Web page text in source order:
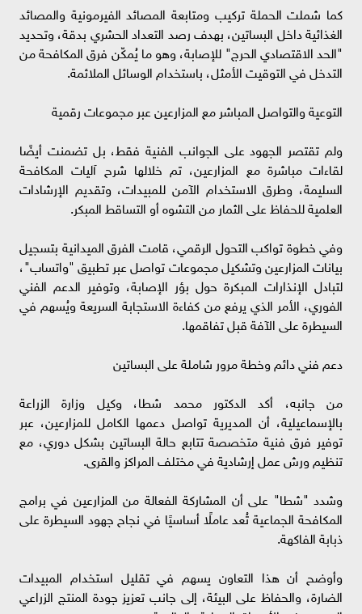
كما شملت الحملة تركيب ومتابعة المصائد الفيرمونية والمصائد
الغذائية داخل البساتين، بهدف رصد التعداد الحشري بدقة، وتحديد
"الحد الاقتصادي الحرج" للإصابة، وهو ما يُمكّن فرق المكافحة من
التدخل في التوقيت الأمثل، باستخدام الوسائل الملائمة.
التوعية والتواصل المباشر مع المزارعين عبر مجموعات رقمية
ولم تقتصر الجهود على الجوانب الفنية فقط، بل تضمنت أيضًا
لقاءات مباشرة مع المزارعين، تم خلالها شرح آليات المكافحة
السليمة، وطرق الاستخدام الآمن للمبيدات، وتقديم الإرشادات
العلمية للحفاظ على الثمار من التشوه أو التساقط المبكر.
وفي خطوة تواكب التحول الرقمي، قامت الفرق الميدانية بتسجيل
بيانات المزارعين وتشكيل مجموعات تواصل عبر تطبيق "واتساب"،
لتبادل الإنذارات المبكرة حول بؤر الإصابة، وتوفير الدعم الفني
الفوري، الأمر الذي يرفع من كفاءة الاستجابة السريعة ويُسهم في
السيطرة على الآفة قبل تفاقمها.
دعم فني دائم وخطة مرور شاملة على البساتين
من جانبه، أكد الدكتور محمد شطا، وكيل وزارة الزراعة
بالإسماعيلية، أن المديرية تواصل دعمها الكامل للمزارعين، عبر
توفير فرق فنية متخصصة تتابع حالة البساتين بشكل دوري، مع
تنظيم ورش عمل إرشادية في مختلف المراكز والقرى.
وشدد "شطا" على أن المشاركة الفعالة من المزارعين في برامج
المكافحة الجماعية تُعد عاملًا أساسيًا في نجاح جهود السيطرة على
ذبابة الفاكهة.
وأوضح أن هذا التعاون يسهم في تقليل استخدام المبيدات
الضارة، والحفاظ على البيئة، إلى جانب تعزيز جودة المنتج الزراعي